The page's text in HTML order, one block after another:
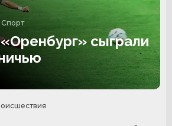
Спорт
сыграли